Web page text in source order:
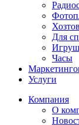
Для
Часы
Услуги
Компания
О